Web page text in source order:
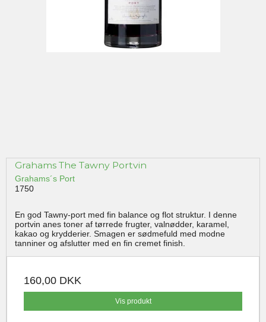
Grahams The Tawny Portvin
Grahams´s Port
1750
En god Tawny-port med fin balance og flot struktur. I denne
portvin anes toner af tørrede frugter, valnødder, karamel,
kakao og krydderier. Smagen er sødmefuld med modne
tanniner og afslutter med en fin cremet finish.
160,00 DKK
Vis produkt